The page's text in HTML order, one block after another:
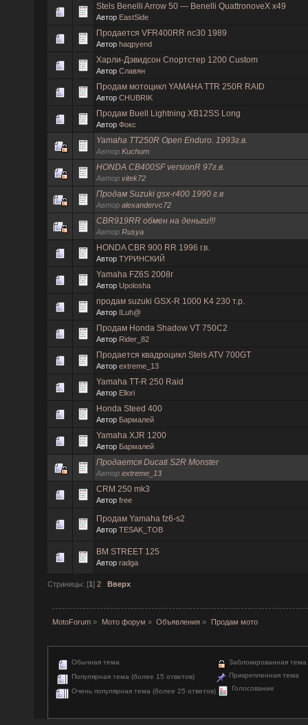
Stels Benelli Arrow 50 — Benelli QuattronoveX x49
Автор EastSide
Продается VFR400RR nc30 1989
Автор haqpyend
Харли-Дэвидсон Спортстер 1200 Custom
Автор Славян
Продам мотоцикл YAMAHA TTR 250R RAID
Автор CHUBRIK
Продам Buell Lightning XB12SS Long
Автор Фокс
Yamaha TT250R Open Enduro. 1993г.в.
Автор Kuchum
HONDA CB400SF versionR 97г.в.
Автор vitek72
Продам Suzuki gsx-r400 1990 г.в
Автор alexandervc72
CBR919RR обмен на деньги!!!
Автор Rusya
HONDA CBR 900 RR 1996 г.в.
Автор ТУРИНСКИЙ
Yamaha FZ6S 2008г
Автор Upolosha
продам suzuki GSX-R 1000 K4 230 т.р.
Автор ILuh@
Продам Honda Shadow VT 750C2
Автор Rider_82
Продается квадроцикл Stels ATV 700GT
Автор extreme_13
Yamaha TT-R 250 Raid
Автор Ellori
Honda Steed 400
Автор Бармалей
Yamaha XJR 1200
Автор Бармалей
Продается Ducati S2R Monster
Автор extreme_13
CRM 250 mk3
Автор free
Продам Yamaha fz6-s2
Автор TESAK_TOB
BM STREET 125
Автор radga
Страницы: [1 ] 2 Вверх
MotoForum » Мото форум » Объявления » Продам мото
Обычная тема
Популярная тема (более 15 ответов)
Очень популярная тема (более 25 ответов)
Заблокированная тема
Прикрепленная тема
Голосование